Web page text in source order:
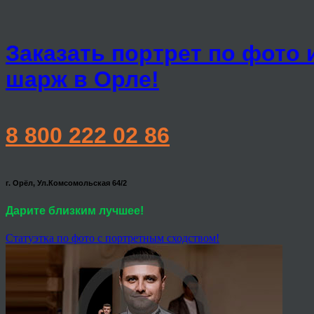
Заказать портрет по фото
шарж в Орле!
8 800 222 02 86
г. Орёл, Ул.Комсомольская 64/2
Дарите близким лучшее!
Статуэтка по фото с портретным сходством!